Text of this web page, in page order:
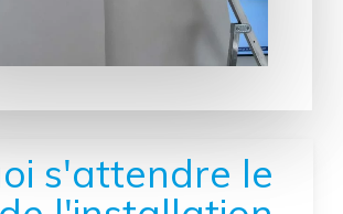
s'attendre le